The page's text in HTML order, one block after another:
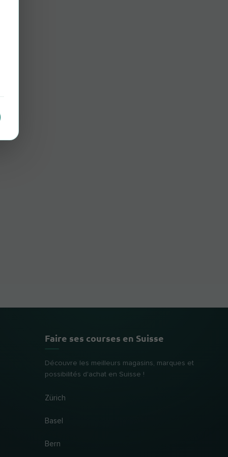
Faire ses courses en Suisse
Découvre les meilleurs magasins, marques et
possibilités d'achat en Suisse !
Zürich
Basel
Bern